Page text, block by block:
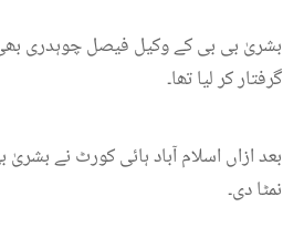
بشریٰ بی بی کے وکیل فیصل چوہدری
گرفتار کر لیا تھا۔
بعد ازاں اسلام آباد ہائی کورٹ نے
نمٹا دی۔